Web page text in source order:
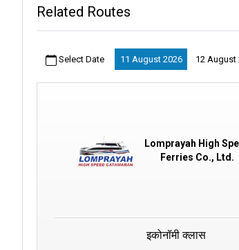
Related Routes
Select Date 11 August 2026 12 August
Lomprayah High
Ferries Co., Ltd.
इकोनॉमी क्लास